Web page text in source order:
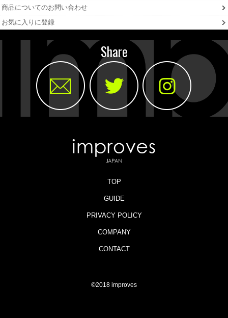
商品についてのお問い合わせ
お気に入りに登録
Share
TOP
GUIDE
PRIVACY POLICY
COMPANY
CONTACT
©2018 improves